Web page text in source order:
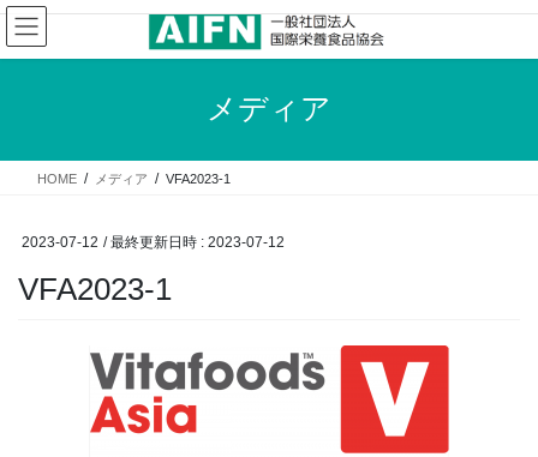
コ
ン
テ
ス
ナ
ビ
ゲ
ン
メディア
HOME メディア VFA2023-1
2023-07-12 / 最終更新日時 : 2023-07-12
VFA2023-1